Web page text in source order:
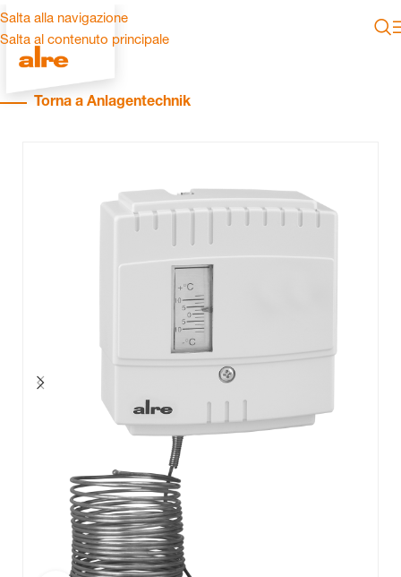
Salta alla navigazione
Salta al contenuto principale
Torna a Anlagentechnik